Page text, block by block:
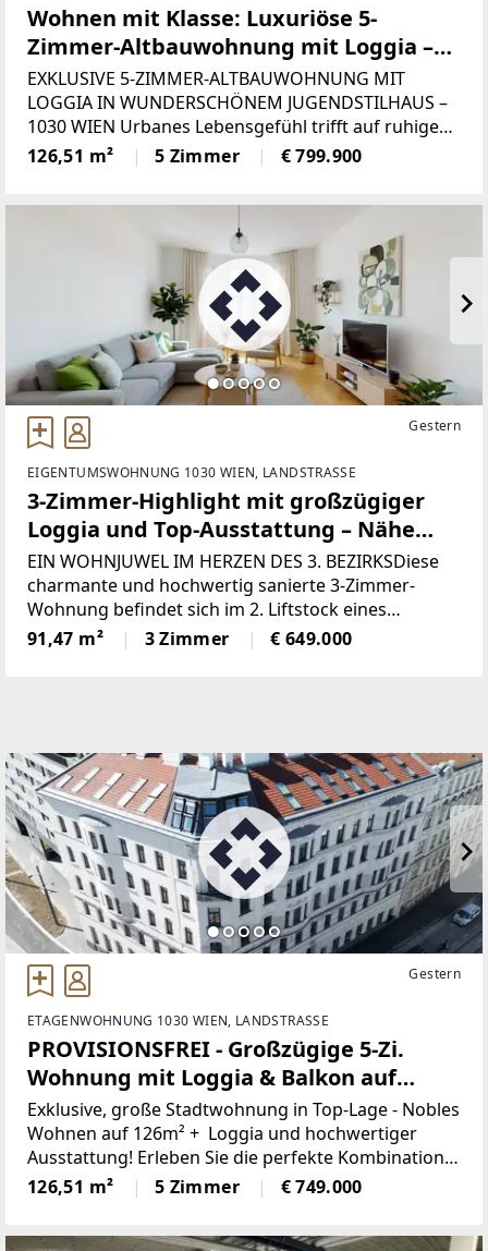
Wohnen mit Klasse: Luxuriöse 5-
Zimmer-Altbauwohnung mit Loggia –
Erstbezug in 1030 Wien - Provisionsfrei
EXKLUSIVE 5-ZIMMER-ALTBAUWOHNUNG MIT
LOGGIA IN WUNDERSCHÖNEM JUGENDSTILHAUS –
1030 WIEN Urbanes Lebensgefühl trifft auf ruhige
Rückzugsoase – in dieser einzigartigen
Altbauwohnung im beliebten 3. Bezirk erleben Sie
126,51 m² 5 Zimmer € 799.900
Gestern
EIGENTUMSWOHNUNG 1030 WIEN, LANDSTRASSE
3-Zimmer-Highlight mit großzügiger
Loggia und Top-Ausstattung – Nähe
Schloss Belvedere - Provisionsfrei
EIN WOHNJUWEL IM HERZEN DES 3. BEZIRKSDiese
charmante und hochwertig sanierte 3-Zimmer-
Wohnung befindet sich im 2. Liftstock eines
stilvollen Altbaus aus der Gründerzeit. Mit ca. 92 m²
Wohnfläche, einer großzügigen Loggia (ca. 20 m²)
91,47 m² 3 Zimmer € 649.000
Gestern
ETAGENWOHNUNG 1030 WIEN, LANDSTRASSE
PROVISIONSFREI - Großzügige 5-Zi.
Wohnung mit Loggia & Balkon auf
126m² in 1030 Wien!
Exklusive, große Stadtwohnung in Top-Lage - Nobles
Wohnen auf 126m² + Loggia und hochwertiger
Ausstattung! Erleben Sie die perfekte Kombination
aus urbanem Wohnen und grüner Oase in dieser
traumhaften Altbauwohnung in 1030 Wien, welche
126,51 m² 5 Zimmer € 749.000